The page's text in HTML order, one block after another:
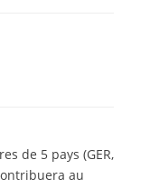
de 5 pays (GER,
au